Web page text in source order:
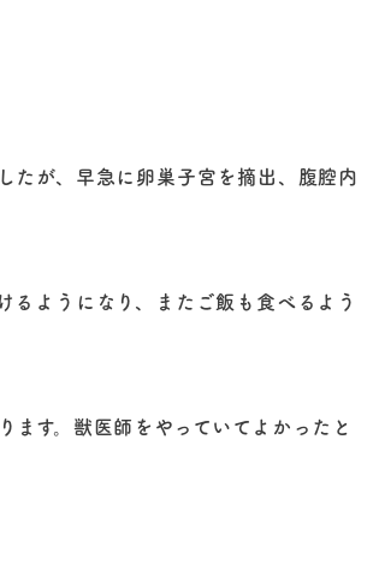
たが、早急に卵巣子宮を摘出、腹腔内
るようになり、またご飯も食べるよう
す。獣医師をやっていてよかったと